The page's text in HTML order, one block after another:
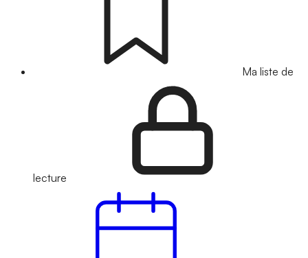
Ma liste de
lecture